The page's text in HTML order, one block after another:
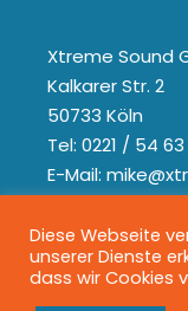
Xtreme Sound
Kalkarer Str. 2
50733 Köln
Tel: 0221 / 54 63
E-Mail:
Diese Webseite
unserer Dienste
dass wir Cookies